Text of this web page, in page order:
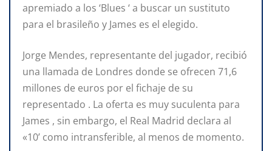
apremiado a los ‘Blues ‘ a buscar un sustituto
para el brasileño y James es el elegido.
Jorge Mendes, representante del jugador, recibió
una llamada de Londres donde se ofrecen 71,6
millones de euros por el fichaje de su
representado . La oferta es muy suculenta para
James , sin embargo, el Real Madrid declara al
«10’ como intransferible, al menos de momento.